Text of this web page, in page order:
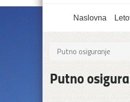
Naslovna
Putno osiguranje
Putno